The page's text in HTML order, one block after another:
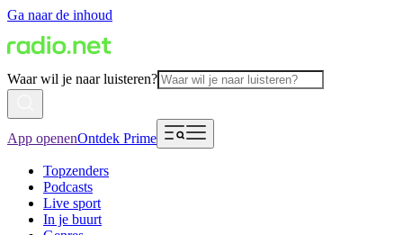
Ga naar de inhoud
Waar wil je naar luisteren?
App openenOntdek Prime
Topzenders
Podcasts
Live sport
In je buurt